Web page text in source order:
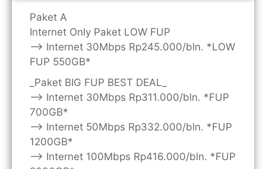
Paket A
Internet Only Paket LOW FUP
—> Internet 30Mbps Rp245.000/bln. *LOW
FUP 550GB*
_Paket BIG FUP BEST DEAL_
—> Internet 30Mbps Rp311.000/bln. *FUP
700GB*
—> Internet 50Mbps Rp332.000/bln. *FUP
1200GB*
—> Internet 100Mbps Rp416.000/bln. *FUP